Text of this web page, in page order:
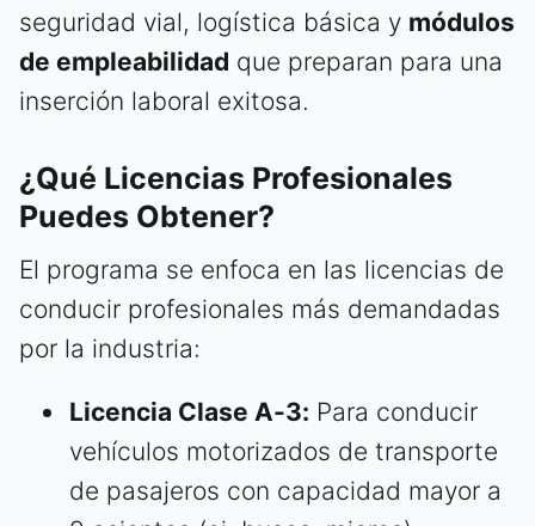
seguridad vial, logística básica y módulos
de empleabilidad que preparan para una
inserción laboral exitosa.
¿Qué Licencias Profesionales
Puedes Obtener?
El programa se enfoca en las licencias de
conducir profesionales más demandadas
por la industria:
Licencia Clase A-3: Para conducir
vehículos motorizados de transporte
de pasajeros con capacidad mayor a